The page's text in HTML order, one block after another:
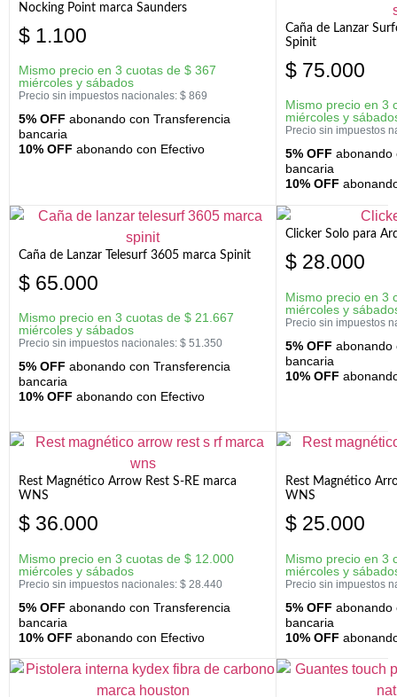
Nocking Point marca Saunders
$ 1.100
Mismo precio en 3 cuotas de $ 367
miércoles y sábados
Precio sin impuestos nacionales: $ 869
5% OFF abonando con Transferencia
bancaria
10% OFF abonando con Efectivo
Caña de Lanzar
Spinit
$ 75.000
Mismo precio en 3
miércoles y
Precio sin impuestos
5% OFF abonando
bancaria
10% OFF
Caña de Lanzar Telesurf 3605 marca Spinit
$ 65.000
Mismo precio en 3 cuotas de $ 21.667
miércoles y sábados
Precio sin impuestos nacionales: $ 51.350
5% OFF abonando con Transferencia
bancaria
10% OFF abonando con Efectivo
Clicker Solo para
$ 28.000
Mismo precio en 3
miércoles y
Precio sin impuestos
5% OFF abonando
bancaria
10% OFF
Rest Magnético Arrow Rest S-RE marca
WNS
$ 36.000
Mismo precio en 3 cuotas de $ 12.000
miércoles y sábados
Precio sin impuestos nacionales: $ 28.440
5% OFF abonando con Transferencia
bancaria
10% OFF abonando con Efectivo
Rest Magnético
WNS
$ 25.000
Mismo precio en 3
miércoles y
Precio sin impuestos
5% OFF abonando
bancaria
10% OFF